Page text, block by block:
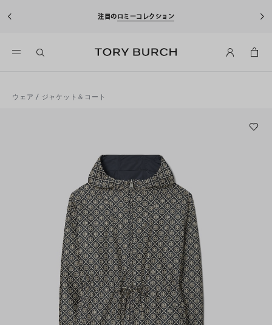
注目のロミーコレクション
ウェア / ジャケット＆コート